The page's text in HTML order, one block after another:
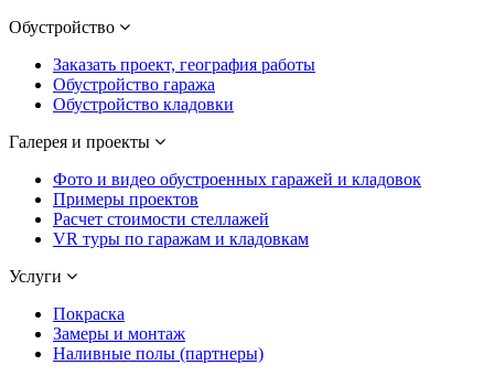
Обустройство
Заказать проект, география работы
Обустройство гаража
Обустройство кладовки
Галерея и проекты
Фото и видео обустроенных гаражей и кладовок
Примеры проектов
Расчет стоимости стеллажей
VR туры по гаражам и кладовкам
Услуги
Покраска
Замеры и монтаж
Наливные полы (партнеры)